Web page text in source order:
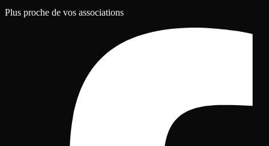
Plus proche de vos associations